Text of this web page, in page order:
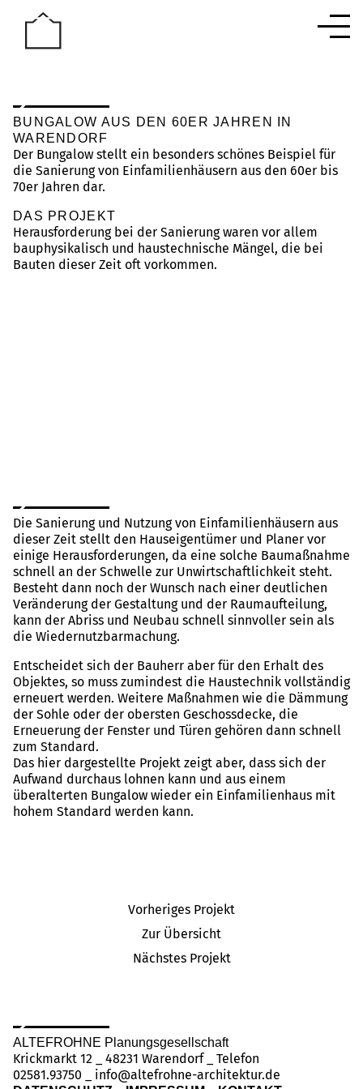
BUNGALOW AUS DEN 60ER JAHREN IN
WARENDORF
Der Bungalow stellt ein besonders schönes Beispiel für
die Sanierung von Einfamilienhäusern aus den 60er bis
70er Jahren dar.
DAS PROJEKT
Herausforderung bei der Sanierung waren vor allem
bauphysikalisch und haustechnische Mängel, die bei
Bauten dieser Zeit oft vorkommen.
Die Sanierung und Nutzung von Einfamilienhäusern aus
dieser Zeit stellt den Hauseigentümer und Planer vor
einige Herausforderungen, da eine solche Baumaßnahme
schnell an der Schwelle zur Unwirtschaftlichkeit steht.
Besteht dann noch der Wunsch nach einer deutlichen
Veränderung der Gestaltung und der Raumaufteilung,
kann der Abriss und Neubau schnell sinnvoller sein als
die Wiedernutzbarmachung.
Entscheidet sich der Bauherr aber für den Erhalt des
Objektes, so muss zumindest die Haustechnik vollständig
erneuert werden. Weitere Maßnahmen wie die Dämmung
der Sohle oder der obersten Geschossdecke, die
Erneuerung der Fenster und Türen gehören dann schnell
zum Standard.
Das hier dargestellte Projekt zeigt aber, dass sich der
Aufwand durchaus lohnen kann und aus einem
überalterten Bungalow wieder ein Einfamilienhaus mit
hohem Standard werden kann.
Vorheriges Projekt
Zur Übersicht
Nächstes Projekt
ALTEFROHNE Planungsgesellschaft
Krickmarkt 12 _ 48231 Warendorf _ Telefon
02581.93750
info@altefrohne-architektur.de